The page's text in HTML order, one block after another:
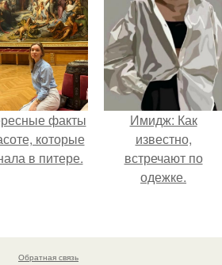
факты
которые
в питере.
Имидж: Как
известно,
встречают по
одежке.
Обратная связь